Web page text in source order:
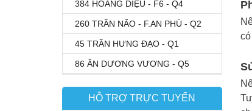
384 HOÀNG DIỆU - F6 - Q4
260 TRẦN NÃO - F.AN PHÚ - Q2
45 TRẦN HƯNG ĐẠO - Q1
86 ĂN DƯƠNG VƯƠNG - Q5
HỖ TRỢ TRỰC TUYẾN